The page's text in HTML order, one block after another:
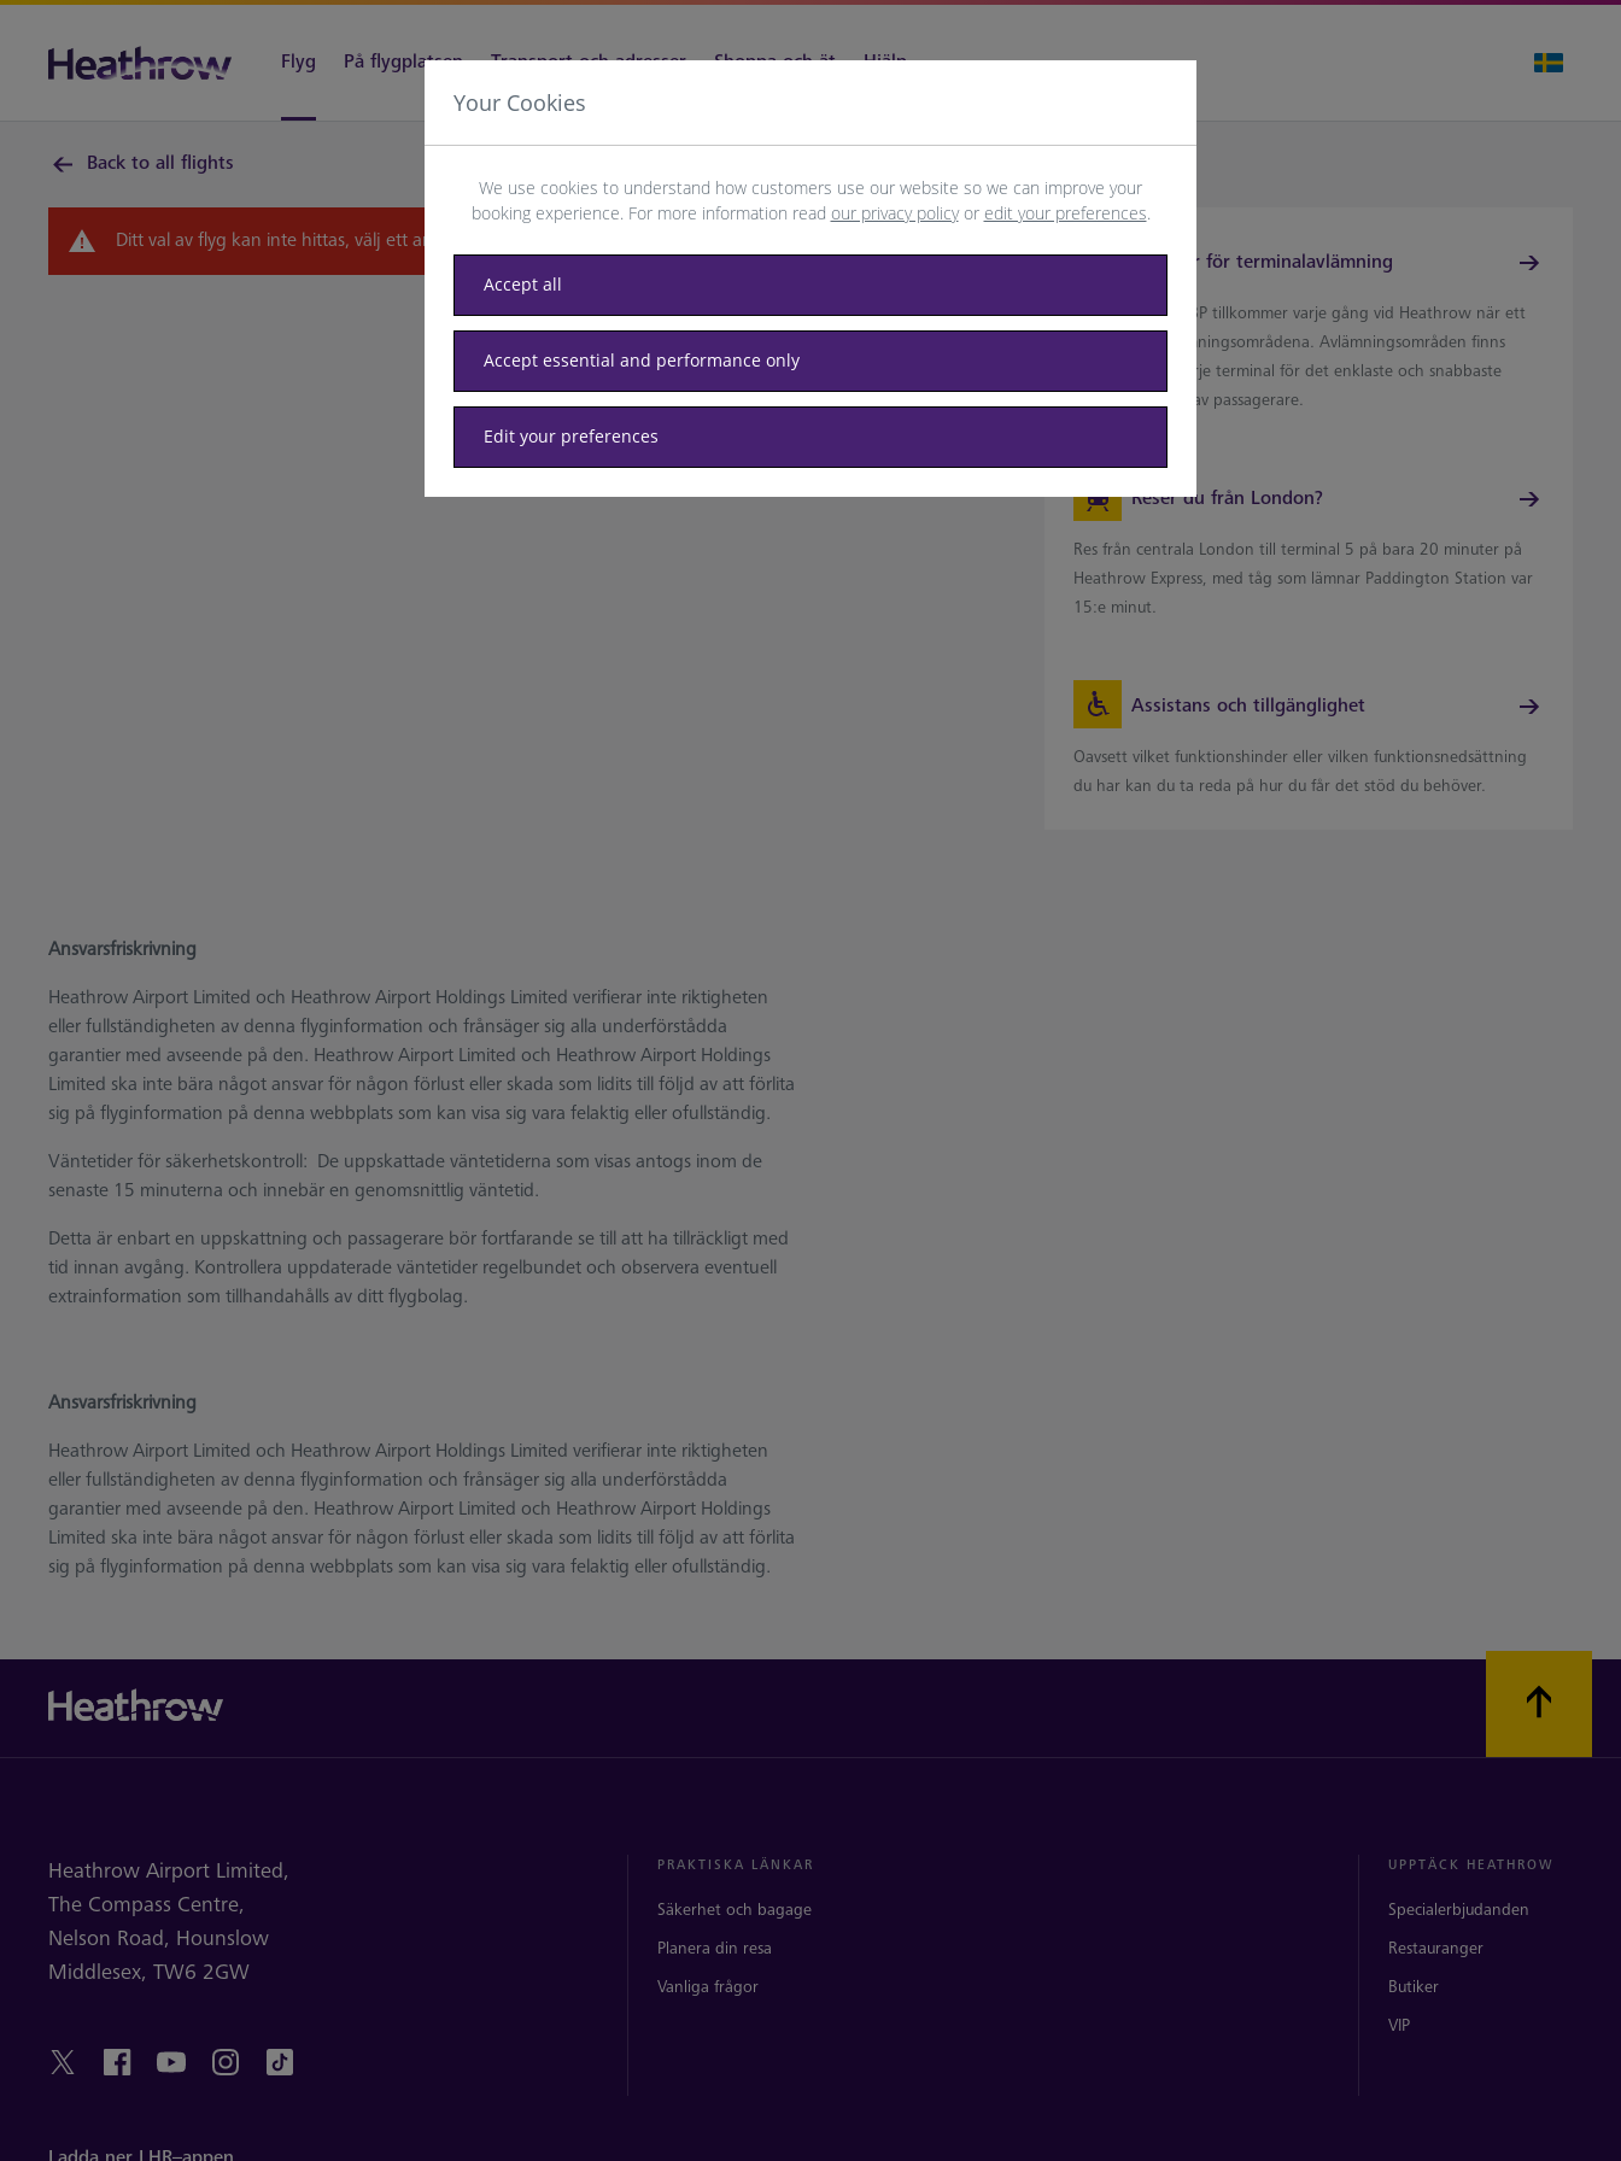
Flyg På flygplatsen Transport och adresser Shoppa och ät Hjälp
Back to all flights
Ditt val av flyg kan inte hittas, välj ett annat datum eller uppdatera din webbläsare
Avgifter för terminalavlämning
En avgift på 7 GBP tillkommer varje gång vid Heathrow när ett
fordon når avlämningsområdena. Avlämningsområden finns
precis utanför varje terminal för det enklaste och snabbaste
sättet att lämna av passagerare.
Reser du från London?
Res från centrala London till terminal 5 på bara 20 minuter på
Heathrow Express, med tåg som lämnar Paddington Station var
15:e minut.
Assistans och tillgänglighet
Oavsett vilket funktionshinder eller vilken funktionsnedsättning
du har kan du ta reda på hur du får det stöd du behöver.
Ansvarsfriskrivning
Heathrow Airport Limited och Heathrow Airport Holdings Limited verifierar inte riktigheten
eller fullständigheten av denna flyginformation och frånsäger sig alla underförstådda
garantier med avseende på den. Heathrow Airport Limited och Heathrow Airport Holdings
Limited ska inte bära något ansvar för någon förlust eller skada som lidits till följd av att förlita
sig på flyginformation på denna webbplats som kan visa sig vara felaktig eller ofullständig.
Väntetider för säkerhetskontroll: De uppskattade väntetiderna som visas antogs inom de
senaste 15 minuterna och innebär en genomsnittlig väntetid.
Detta är enbart en uppskattning och passagerare bör fortfarande se till att ha tillräckligt med
tid innan avgång. Kontrollera uppdaterade väntetider regelbundet och observera eventuell
extrainformation som tillhandahålls av ditt flygbolag.
Ansvarsfriskrivning
Heathrow Airport Limited och Heathrow Airport Holdings Limited verifierar inte riktigheten
eller fullständigheten av denna flyginformation och frånsäger sig alla underförstådda
garantier med avseende på den. Heathrow Airport Limited och Heathrow Airport Holdings
Limited ska inte bära något ansvar för någon förlust eller skada som lidits till följd av att förlita
sig på flyginformation på denna webbplats som kan visa sig vara felaktig eller ofullständig.
Heathrow Airport Limited,
The Compass Centre,
Nelson Road, Hounslow
Middlesex, TW6 2GW
PRAKTISKA LÄNKAR
Säkerhet och bagage
Planera din resa
Vanliga frågor
UPPTÄCK HEATHROW
Specialerbjudanden
Restauranger
Butiker
VIP
Your Cookies
We use cookies to understand how customers use our website so we can improve your
booking experience. For more information read our privacy policyor edit your preferences.
Accept all
Accept essential and performance only
Edit your preferences